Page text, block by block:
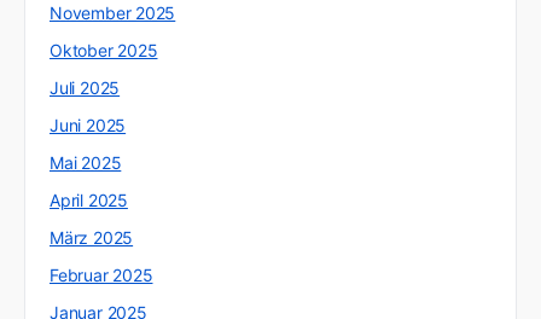
November 2025
Oktober 2025
Juli 2025
Juni 2025
Mai 2025
April 2025
März 2025
Februar 2025
Januar 2025